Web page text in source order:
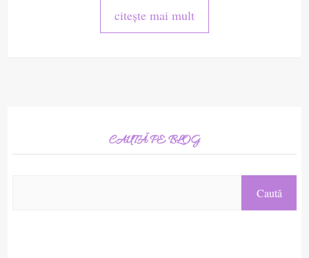
citește mai mult
CAUTĂ PE BLOG